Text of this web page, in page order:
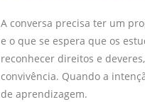
A conversa precisa ter um
e o que se espera que os
reconhecer direitos e
convivência. Quando a
de aprendizagem.